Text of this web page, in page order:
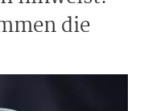
die